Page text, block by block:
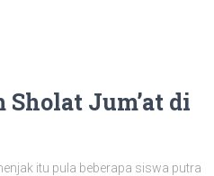
Jum’at di
itu pula beberapa siswa putra